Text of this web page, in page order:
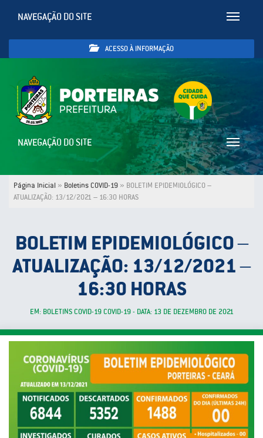
Toggle
NAVEGAÇÃO DO SITE
ACESSO À INFORMAÇÃO
Toggle
NAVEGAÇÃO DO SITE
Página Inicial » Boletins COVID-19 » BOLETIM EPIDEMIOLÓGICO –
ATUALIZAÇÃO: 13/12/2021 – 16:30 HORAS
BOLETIM EPIDEMIOLÓGICO –
ATUALIZAÇÃO: 13/12/2021 –
16:30 HORAS
EM: BOLETINS COVID-19 COVID-19 - DATA: 13 DE DEZEMBRO DE 2021